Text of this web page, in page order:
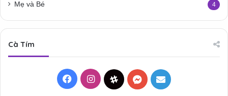
Mẹ và Bé 4
Cà Tím
FacebookInstagramThreadsMessenger
Mail